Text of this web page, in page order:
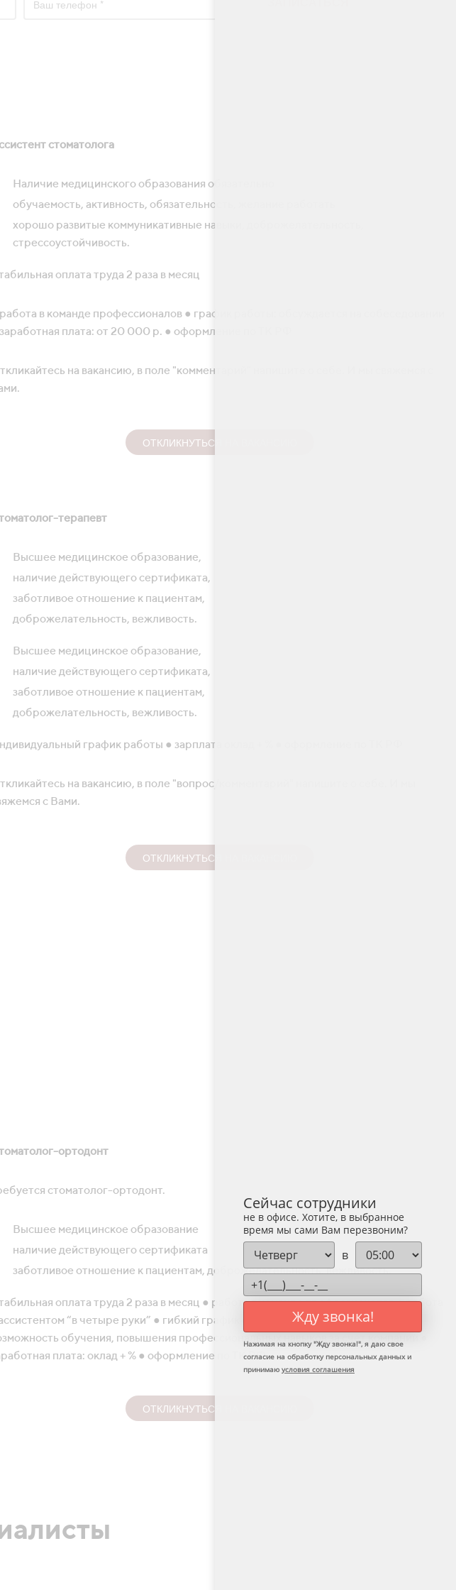
стоматолога
Наличие медицинского образования обязательно
обучаемость, активность, обязательность, желание работать
хорошо развитые коммуникативные навыки, доброжелательность,
стрессоустойчивость.
оплата труда 2 раза в месяц
в команде профессионалов ● график работы: обсуждается на собеседовании
плата: от 20 000 р. ● оформление по ТК РФ
на вакансию, в поле "комментарий" напишите о себе. И мы свяжемся с
ОТКЛИКНУТЬСЯ НА ВАКАНСИЮ
терапевт
Высшее медицинское образование,
наличие действующего сертификата,
заботливое отношение к пациентам,
доброжелательность, вежливость.
Высшее медицинское образование,
наличие действующего сертификата,
заботливое отношение к пациентам,
доброжелательность, вежливость.
график работы ● зарплата оклад + % ● оформление по ТК РФ
на вакансию, в поле "вопрос/комментарий" напишите о себе. И мы
с Вами.
ОТКЛИКНУТЬСЯ НА ВАКАНСИЮ
ортодонт
стоматолог-ортодонт.
Высшее медицинское образование
наличие действующего сертификата
заботливое отношение к пациентам, доброжелательность, вежливость.
оплата труда 2 раза в месяц ● работа в команде профессионалов ● работа
“в четыре руки” ● гибкий график (возможность совмещения) ●
обучения, повышения профессиональных навыков за счет компании ●
плата: оклад + % ● оформление по ТК РФ
ОТКЛИКНУТЬСЯ НА ВАКАНСИЮ
Сейчас сотрудники
не в офисе. Хотите, в выбранное
время мы сами Вам перезвоним?
в
Жду звонка!
Нажимая на кнопку "Жду звонка!", я даю свое
согласие на обработку персональных данных и
принимаю условия соглашения